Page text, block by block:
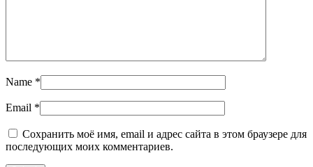
Name *
Email *
Сохранить моё имя, email и адрес сайта в этом браузере для
последующих моих комментариев.